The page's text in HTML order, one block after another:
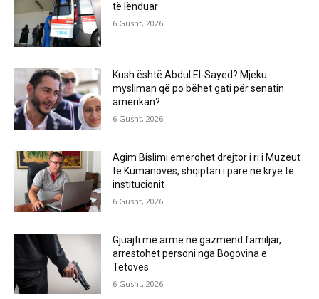
të lënduar
6 Gusht, 2026
Kush është Abdul El-Sayed? Mjeku
mysliman që po bëhet gati për senatin
amerikan?
6 Gusht, 2026
Agim Bislimi emërohet drejtor i ri i Muzeut
të Kumanovës, shqiptari i parë në krye të
institucionit
6 Gusht, 2026
Gjuajti me armë në gazmend familjar,
arrestohet personi nga Bogovina e
Tetovës
6 Gusht, 2026